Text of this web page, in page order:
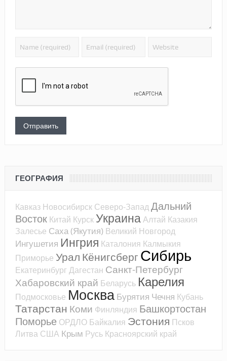
ГЕОГРАФИЯ
Кавказ Новосибирск Северо-ЗападДальний
Восток Китай Курск УкраинаАлтай Казакия
Залесье Саха (Якутия) Великий Новгород
Ингушетия Ингрия Каталония Калмыкия
Приморье Урал Кёнигсберг Сибирь
Екатеринбург Дагестан Санкт-Петербург
Хабаровский край Беларусь Карелия
Подмосковье Москва Бурятия Чечня Кубань
Татарстан Коми Финляндия Башкортостан
Поморье ОРДЛО Байкалия Эстония Псков
Литва США Крым Русь Красноярский край